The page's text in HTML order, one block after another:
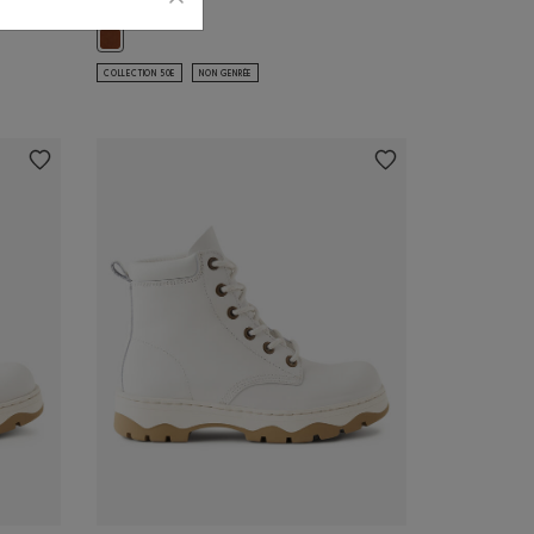
COLLECTION 50E NON GENRÉE